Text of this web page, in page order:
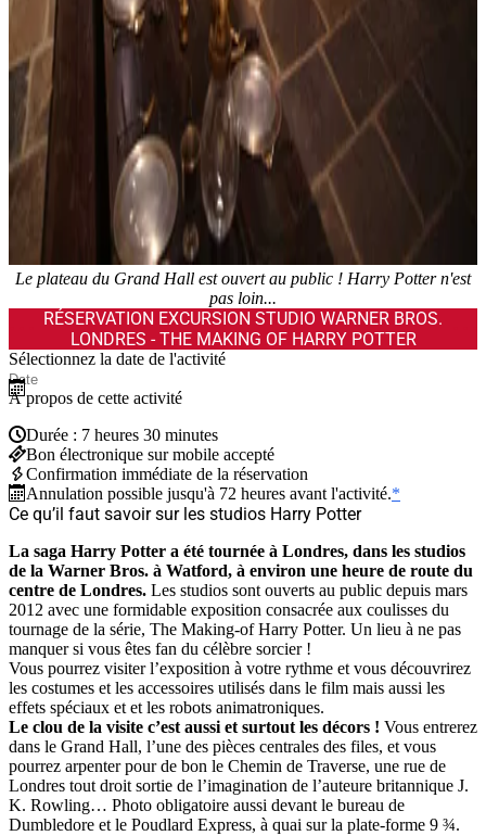
Le plateau du Grand Hall est ouvert au public ! Harry Potter n'est
pas loin...
RÉSERVATION EXCURSION STUDIO WARNER BROS.
LONDRES - THE MAKING OF HARRY POTTER
Sélectionnez la date de l'activité
À propos de cette activité
Durée : 7 heures 30 minutes
Bon électronique sur mobile accepté
Confirmation immédiate de la réservation
Annulation possible jusqu'à 72 heures avant l'activité.*
Ce qu’il faut savoir sur les studios Harry Potter
La saga Harry Potter a été tournée à Londres, dans les studios
de la Warner Bros. à Watford, à environ une heure de route du
centre de Londres. Les studios sont ouverts au public depuis mars
2012 avec une formidable exposition consacrée aux coulisses du
tournage de la série, The Making-of Harry Potter. Un lieu à ne pas
manquer si vous êtes fan du célèbre sorcier !
Vous pourrez visiter l’exposition à votre rythme et vous découvrirez
les costumes et les accessoires utilisés dans le film mais aussi les
effets spéciaux et et les robots animatroniques.
Le clou de la visite c’est aussi et surtout les décors ! Vous entrerez
dans le Grand Hall, l’une des pièces centrales des files, et vous
pourrez arpenter pour de bon le Chemin de Traverse, une rue de
Londres tout droit sortie de l’imagination de l’auteure britannique J.
K. Rowling… Photo obligatoire aussi devant le bureau de
Dumbledore et le Poudlard Express, à quai sur la plate-forme 9 ¾.